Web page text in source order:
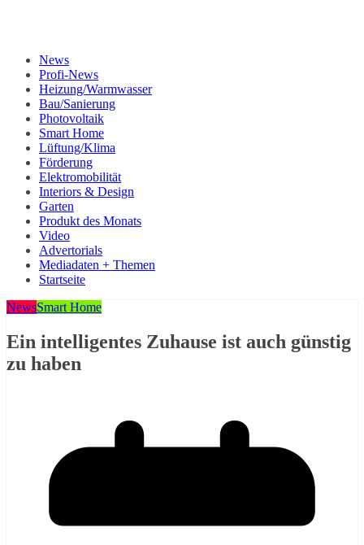
News
Profi-News
Heizung/Warmwasser
Bau/Sanierung
Photovoltaik
Smart Home
Lüftung/Klima
Förderung
Elektromobilität
Interiors & Design
Garten
Produkt des Monats
Video
Advertorials
Mediadaten + Themen
Startseite
NewsSmart Home
Ein intelligentes Zuhause ist auch günstig
zu haben